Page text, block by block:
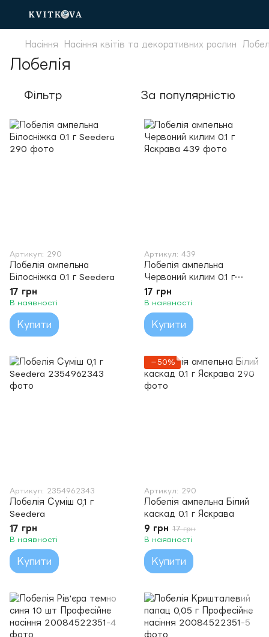
Насіння Насіння квітів та декоративних рослин
Лобелія
Фільтр За популярністю
Артикул: 290
Лобелія ампельна
Білосніжка 0.1 г Seedera
17 грн
В наявності
Купити
Артикул: 439
Лобелія ампельна
Червоний килим 0.1 г
Яскрава
17 грн
В наявності
Купити
Артикул: 2354962343
Лобелія Суміш 0,1 г
Seedera
17 грн
В наявності
Купити
−50%
Артикул: 290
Лобелія ампельна Білий
каскад 0.1 г Яскрава
9 грн 17 грн
В наявності
Купити